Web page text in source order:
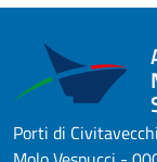
Porti di